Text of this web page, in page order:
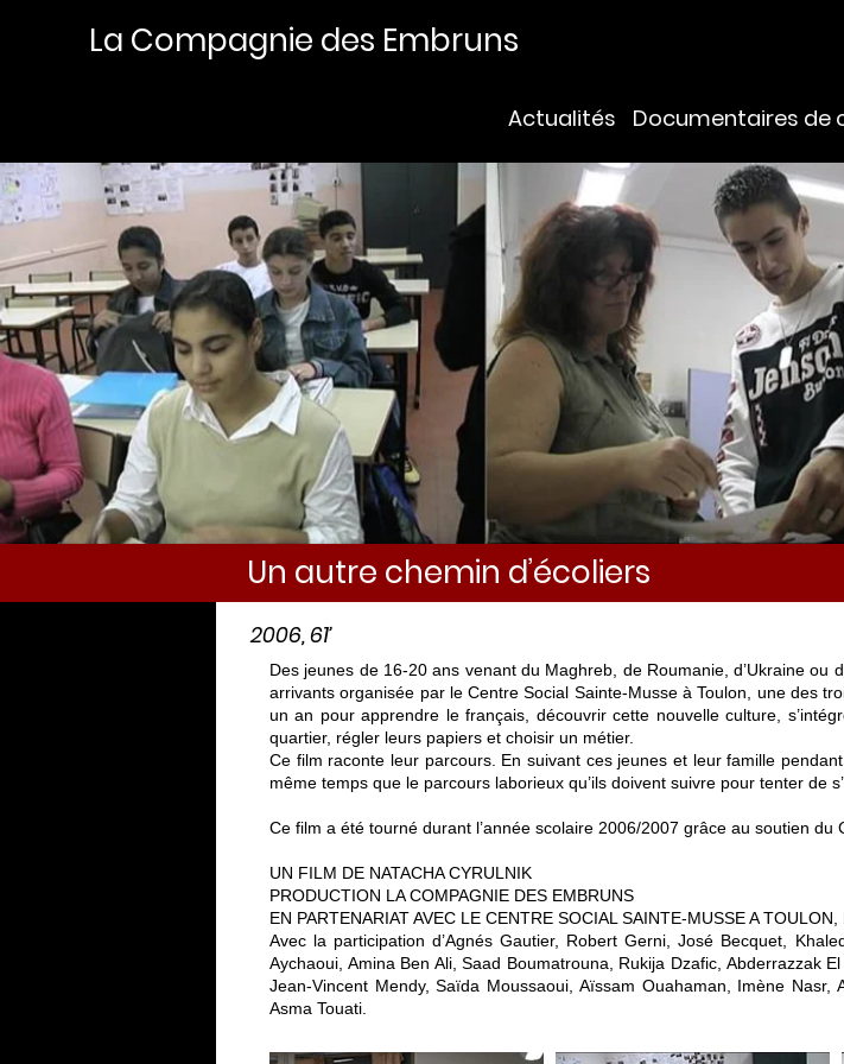
La Compagnie des Embruns
Actualités Documentaires de
Un autre chemin d’écoliers
2006, 61’
Des jeunes de 16-20 ans venant du Maghreb, de Roumanie, d’Ukraine
arrivants organisée par le Centre Social Sainte-Musse à Toulon, une des
un an pour apprendre le français, découvrir cette nouvelle culture,
quartier, régler leurs papiers et choisir un métier.
Ce film raconte leur parcours. En suivant ces jeunes et leur famille
même temps que le parcours laborieux qu’ils doivent suivre pour tenter de
Ce film a été tourné durant l’année scolaire 2006/2007 grâce au soutien du
UN FILM DE NATACHA CYRULNIK
PRODUCTION LA COMPAGNIE DES EMBRUNS
EN PARTENARIAT AVEC LE CENTRE SOCIAL SAINTE-MUSSE A TOULON,
Avec la participation d’Agnés Gautier, Robert Gerni, José Becquet,
Aychaoui, Amina Ben Ali, Saad Boumatrouna, Rukija Dzafic, Abderrazzak
Jean-Vincent Mendy, Saïda Moussaoui, Aïssam Ouahaman, Imène Nasr,
Asma Touati.